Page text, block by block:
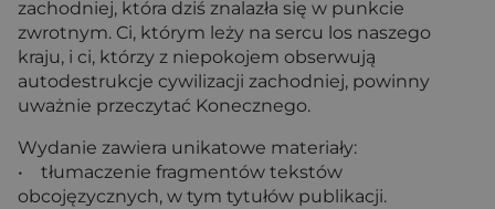
zachodniej, która dziś znalazła się w punkcie
zwrotnym. Ci, którym leży na sercu los naszego
kraju, i ci, którzy z niepokojem obserwują
autodestrukcje cywilizacji zachodniej, powinny
uważnie przeczytać Konecznego.
Wydanie zawiera unikatowe materiały:
• tłumaczenie fragmentów tekstów
obcojęzycznych, w tym tytułów publikacji.